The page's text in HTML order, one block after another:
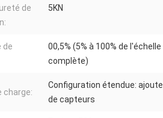
de
5KN
de
00,5% (5% à 100% de l'échelle
complète)
charge:
Configuration étendue:
de capteurs